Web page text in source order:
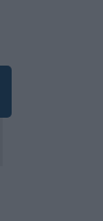
το